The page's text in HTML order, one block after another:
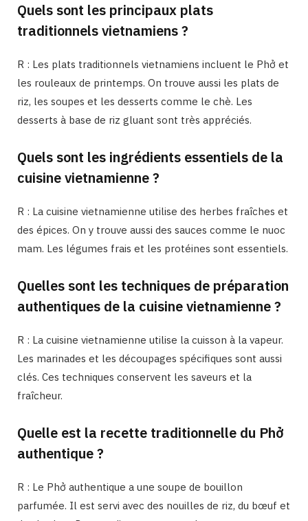
Quels sont les principaux plats
traditionnels vietnamiens ?
R : Les plats traditionnels vietnamiens incluent le Phở et
les rouleaux de printemps. On trouve aussi les plats de
riz, les soupes et les desserts comme le chè. Les
desserts à base de riz gluant sont très appréciés.
Quels sont les ingrédients essentiels de la
cuisine vietnamienne ?
R : La cuisine vietnamienne utilise des herbes fraîches et
des épices. On y trouve aussi des sauces comme le nuoc
mam. Les légumes frais et les protéines sont essentiels.
Quelles sont les techniques de préparation
authentiques de la cuisine vietnamienne ?
R : La cuisine vietnamienne utilise la cuisson à la vapeur.
Les marinades et les découpages spécifiques sont aussi
clés. Ces techniques conservent les saveurs et la
fraîcheur.
Quelle est la recette traditionnelle du Phở
authentique ?
R : Le Phở authentique a une soupe de bouillon
parfumée. Il est servi avec des nouilles de riz, du bœuf et